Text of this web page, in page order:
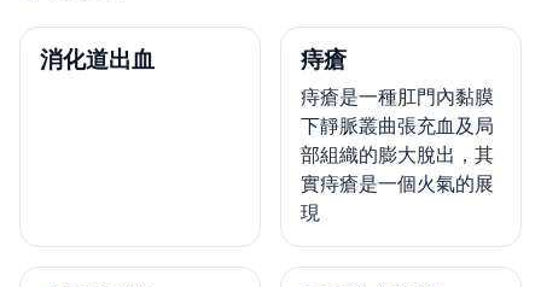
消化道出血 痔瘡
痔瘡是一種肛門內黏膜
下靜脈叢曲張充血及局
部組織的膨大脫出，其
實痔瘡是一個火氣的展
現